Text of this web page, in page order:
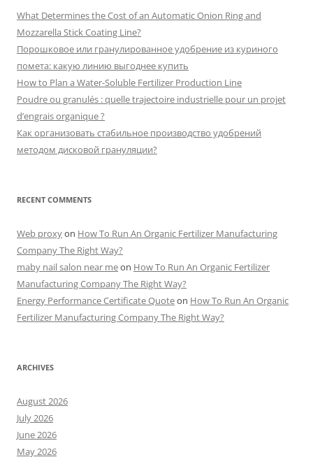
What Determines the Cost of an Automatic Onion Ring and
Mozzarella Stick Coating Line?
Порошковое или гранулированное удобрение из куриного
помета: какую линию выгоднее купить
How to Plan a Water-Soluble Fertilizer Production Line
Poudre ou granulés : quelle trajectoire industrielle pour un projet
d’engrais organique ?
Как организовать стабильное производство удобрений
методом дисковой грануляции?
RECENT COMMENTS
Web proxyon How To Run An Organic Fertilizer Manufacturing
Company The Right Way?
maby nail salon near meon How To Run An Organic Fertilizer
Manufacturing Company The Right Way?
Energy Performance Certificate Quoteon How To Run An Organic
Fertilizer Manufacturing Company The Right Way?
ARCHIVES
August 2026
July 2026
June 2026
May 2026